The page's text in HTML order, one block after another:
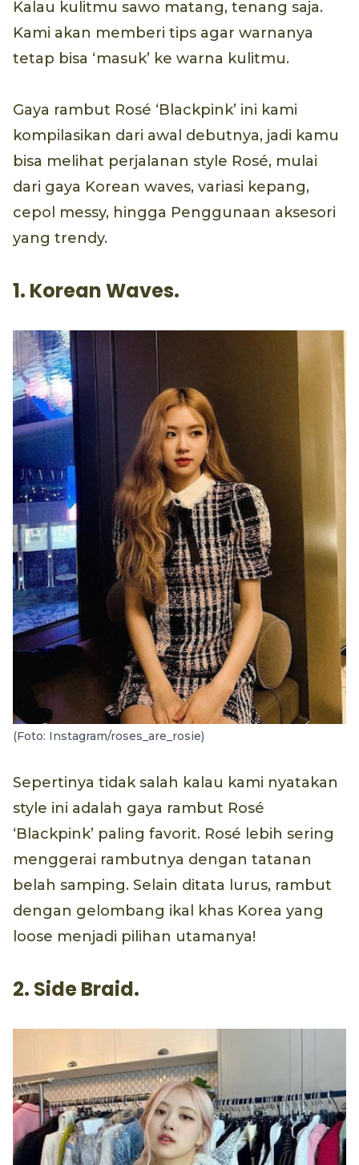
Kalau kulitmu sawo matang, tenang saja.
Kami akan memberi tips agar warnanya
tetap bisa ‘masuk’ ke warna kulitmu.
Gaya rambut Rosé ‘Blackpink’ ini kami
kompilasikan dari awal debutnya, jadi kamu
bisa melihat perjalanan style Rosé, mulai
dari gaya Korean waves, variasi kepang,
cepol messy, hingga Penggunaan aksesori
yang trendy.
1. Korean Waves.
(Foto: Instagram/roses_are_rosie)
Sepertinya tidak salah kalau kami nyatakan
style ini adalah gaya rambut Rosé
‘Blackpink’ paling favorit. Rosé lebih sering
menggerai rambutnya dengan tatanan
belah samping. Selain ditata lurus, rambut
dengan gelombang ikal khas Korea yang
loose menjadi pilihan utamanya!
2. Side Braid.